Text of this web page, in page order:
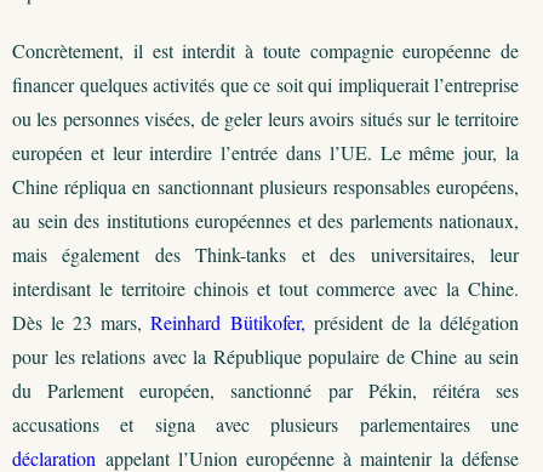
Concrètement, il est interdit à toute compagnie européenne de
financer quelques activités que ce soit qui impliquerait l’entreprise
ou les personnes visées, de geler leurs avoirs situés sur le territoire
européen et leur interdire l’entrée dans l’UE. Le même jour, la
Chine répliqua en sanctionnant plusieurs responsables européens,
au sein des institutions européennes et des parlements nationaux,
mais également des Think-tanks et des universitaires, leur
interdisant le territoire chinois et tout commerce avec la Chine.
Dès le 23 mars,Reinhard Bütikofer, président de la délégation
pour les relations avec la République populaire de Chine au sein
du Parlement européen, sanctionné par Pékin, réitéra ses
accusations et signa avec plusieurs parlementaires une
déclaration appelant l’Union européenne à maintenir la défense